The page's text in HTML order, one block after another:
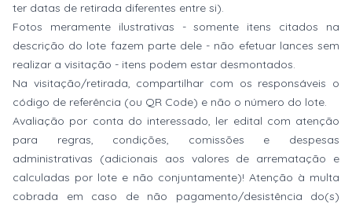
ter datas de retirada diferentes entre si).
Fotos meramente ilustrativas - somente itens citados na
descrição do lote fazem parte dele - não efetuar lances sem
realizar a visitação - itens podem estar desmontados.
Na visitação/retirada, compartilhar com os responsáveis o
código de referência (ou QR Code) e não o número do lote.
Avaliação por conta do interessado, ler edital com atenção
para regras, condições, comissões e despesas
administrativas (adicionais aos valores de arrematação e
calculadas por lote e não conjuntamente)! Atenção à multa
cobrada em caso de não pagamento/desistência do(s)